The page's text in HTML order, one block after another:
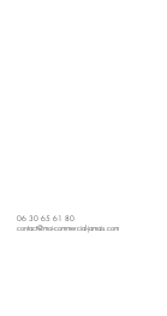
06 30 65 61 80
contact@moi-commercial-jamais.com